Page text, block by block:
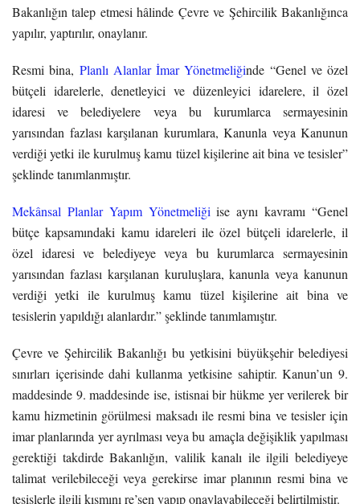
Bakanlığın talep etmesi hâlinde Çevre ve Şehircilik Bakanlığınca
yapılır, yaptırılır, onaylanır.
Resmi bina, Planlı Alanlar İmar Yönetmeliğinde “Genel ve özel
bütçeli idarelerle, denetleyici ve düzenleyici idarelere, il özel
idaresi ve belediyelere veya bu kurumlarca sermayesinin
yarısından fazlası karşılanan kurumlara, Kanunla veya Kanunun
verdiği yetki ile kurulmuş kamu tüzel kişilerine ait bina ve tesisler”
şeklinde tanımlanmıştır.
Mekânsal Planlar Yapım Yönetmeliği ise aynı kavramı “Genel
bütçe kapsamındaki kamu idareleri ile özel bütçeli idarelerle, il
özel idaresi ve belediyeye veya bu kurumlarca sermayesinin
yarısından fazlası karşılanan kuruluşlara, kanunla veya kanunun
verdiği yetki ile kurulmuş kamu tüzel kişilerine ait bina ve
tesislerin yapıldığı alanlardır.” şeklinde tanımlamıştır.
Çevre ve Şehircilik Bakanlığı bu yetkisini büyükşehir belediyesi
sınırları içerisinde dahi kullanma yetkisine sahiptir. Kanun’un 9.
maddesinde 9. maddesinde ise, istisnai bir hükme yer verilerek bir
kamu hizmetinin görülmesi maksadı ile resmi bina ve tesisler için
imar planlarında yer ayrılması veya bu amaçla değişiklik yapılması
gerektiği takdirde Bakanlığın, valilik kanalı ile ilgili belediyeye
talimat verilebileceği veya gerekirse imar planının resmi bina ve
tesislerle ilgili kısmını re’sen yapıp onaylayabileceği belirtilmiştir.